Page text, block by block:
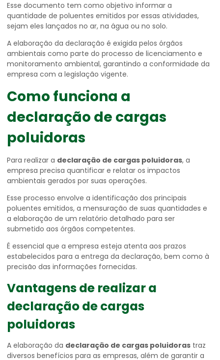
Esse documento tem como objetivo informar a
quantidade de poluentes emitidos por essas atividades,
sejam eles lançados no ar, na água ou no solo.
A elaboração da declaração é exigida pelos órgãos
ambientais como parte do processo de licenciamento e
monitoramento ambiental, garantindo a conformidade da
empresa com a legislação vigente.
Como funciona a
declaração de cargas
poluidoras
Para realizar a declaração de cargas poluidoras, a
empresa precisa quantificar e relatar os impactos
ambientais gerados por suas operações.
Esse processo envolve a identificação dos principais
poluentes emitidos, a mensuração de suas quantidades e
a elaboração de um relatório detalhado para ser
submetido aos órgãos competentes.
É essencial que a empresa esteja atenta aos prazos
estabelecidos para a entrega da declaração, bem como à
precisão das informações fornecidas.
Vantagens de realizar a
declaração de cargas
poluidoras
A elaboração da declaração de cargas poluidoras traz
diversos benefícios para as empresas, além de garantir a